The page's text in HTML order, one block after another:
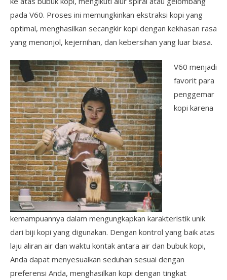
pada V60. Proses ini memungkinkan ekstraksi kopi yang
optimal, menghasilkan secangkir kopi dengan kekhasan rasa
yang menonjol, kejernihan, dan kebersihan yang luar biasa.
V60 menjadi
favorit para
penggemar
kopi karena
kemampuannya dalam mengungkapkan karakteristik unik
dari biji kopi yang digunakan. Dengan kontrol yang baik atas
laju aliran air dan waktu kontak antara air dan bubuk kopi,
Anda dapat menyesuaikan seduhan sesuai dengan
preferensi Anda, menghasilkan kopi dengan tingkat